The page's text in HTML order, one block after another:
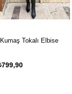
Tokalı Elbise